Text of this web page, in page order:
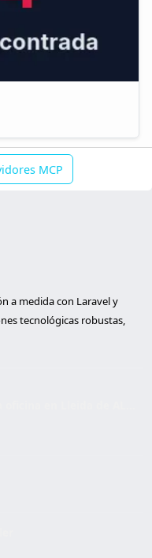
MCP
a medida con Laravel y
tecnológicas robustas,